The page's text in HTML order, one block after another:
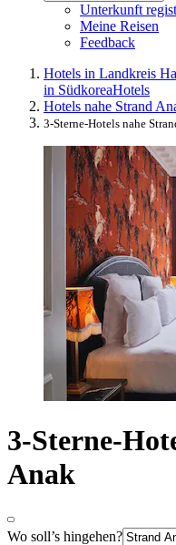
Unterkunft
Meine Reisen
Feedback
Hotels in Landkreis
in SüdkoreaHotels
Hotels nahe Strand
3-Sterne-Hotels nahe
3-Sterne-
Anak
Wo soll’s hingehen?